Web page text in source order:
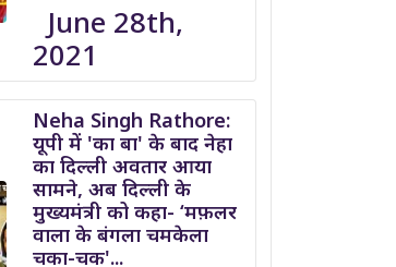
June 28th,
2021
Neha Singh Rathore:
यूपी में 'का बा' के बाद नेहा
का दिल्ली अवतार आया
सामने, अब दिल्ली के
मुख्यमंत्री को कहा- ‘मफ़लर
वाला के बंगला चमकेला
चका-चक'...